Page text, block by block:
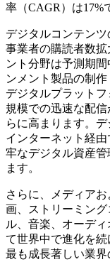
率（CAGR）は17%
デジタルコンテン
事業者の購読者数
ント分野は予測期
ンメント製品の制
デジタルプラット
規模での迅速な配
らに高まります。
インターネット経
牢なデジタル資産
ます。
さらに、メディア
画、ストリーミン
ル、音楽、オーデ
て世界中で進化を続
最も成長著しい業